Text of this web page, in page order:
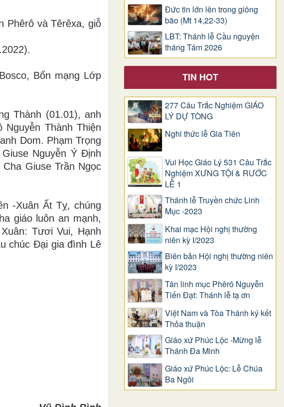
Phêrô và Têrêxa, giỗ
Bổn mạng Lớp
Thành (01.01), anh
Thành Thiện
Dom. Phạm Trọng
Nguyễn Ý Định
Giuse Trần Ngọc
-Xuân Ất Tỵ, chúng
giáo luôn an mạnh,
Tươi Vui, Hạnh
chúc Đại gia đình Lê
Đức tin lớn lên trong giông
bão (Mt 14,22-33)
LBT: Thánh lễ Cầu nguyện
tháng Tám 2026
TIN HOT
277 Câu Trắc Nghiệm GIÁO
LÝ DỰ TÒNG
Nghi thức lễ Gia Tiên
Vui Học Giáo Lý 531 Câu Trắc
Nghiệm XƯNG TỘI & RƯỚC
LỄ 1
Thánh lễ Truyền chức Linh
Mục -2023
Khai mạc Hội nghị thường
niên kỳ I/2023
Biên bản Hội nghị thường niên
kỳ I/2023
Tân linh mục Phêrô Nguyễn
Tiến Đạt: Thánh lễ tạ ơn
Việt Nam và Tòa Thánh ký kết
Thỏa thuận
Giáo xứ Phúc Lộc -Mừng lễ
Thánh Đa Minh
Giáo xứ Phúc Lộc: Lễ Chúa
Ba Ngôi